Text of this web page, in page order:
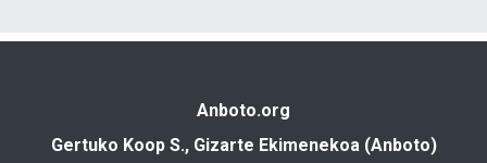
Anboto.org
Gertuko Koop S., Gizarte Ekimenekoa (Anboto)